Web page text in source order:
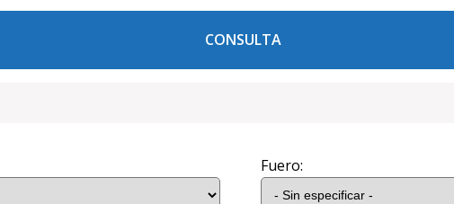
CONSULTA
Fuero: